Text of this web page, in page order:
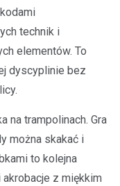
technik i
elementów. To
dyscyplinie bez
na trampolinach. Gra
można skakać i
to kolejna
z miękkim